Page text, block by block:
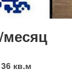
месяц
36 кв.м